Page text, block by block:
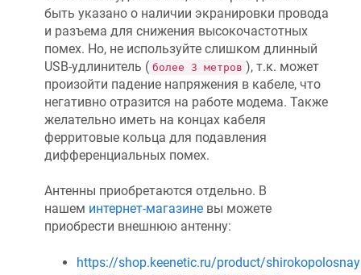
быть указано о наличии экранировки провода
и разъема для снижения высокочастотных
помех. Но, не используйте слишком длинный
USB-удлинитель ( более 3 метров ), т.к. может
произойти падение напряжения в кабеле, что
негативно отразится на работе модема. Также
желательно иметь на концах кабеля
ферритовые кольца для подавления
дифференциальных помех.
Антенны приобретаются отдельно. В
нашем интернет-магазине вы можете
приобрести внешнюю антенну:
https://shop.keenetic.ru/product/